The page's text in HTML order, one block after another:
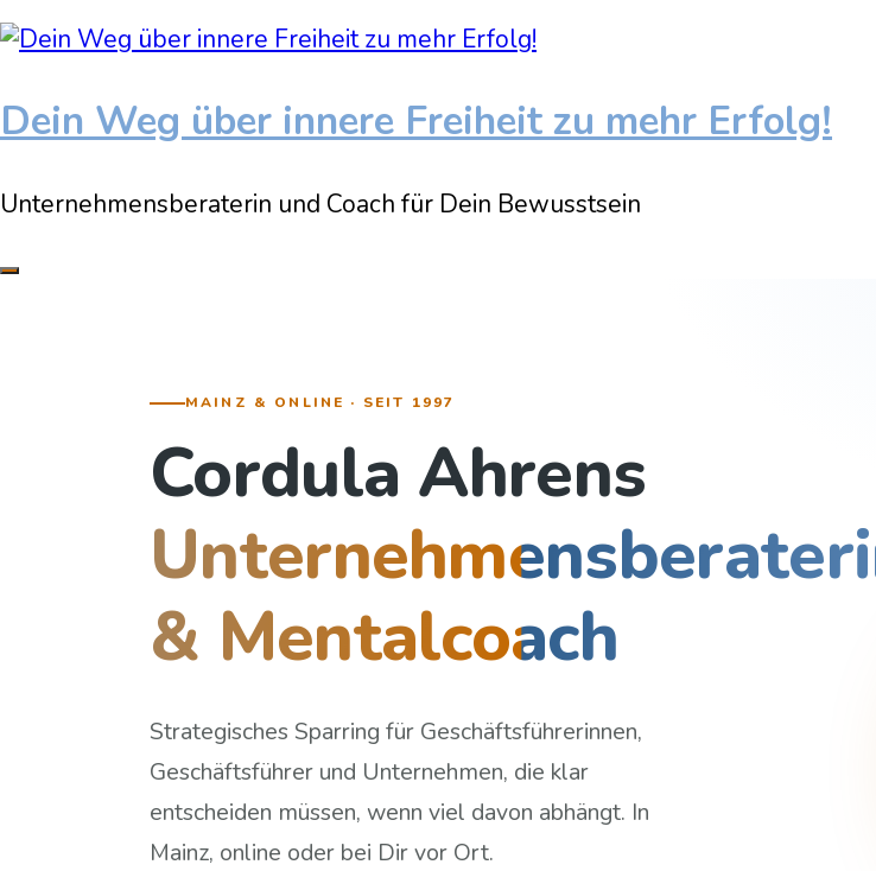
Dein Weg über innere Freiheit zu mehr Erfolg!
Unternehmensberaterin und Coach für Dein Bewusstsein
MAINZ & ONLINE · SEIT 1997
Cordula Ahrens
& Mentalcoach
Strategisches Sparring für Geschäftsführerinnen,
Geschäftsführer und Unternehmen, die klar
entscheiden müssen, wenn viel davon abhängt. In
Mainz, online oder bei Dir vor Ort.